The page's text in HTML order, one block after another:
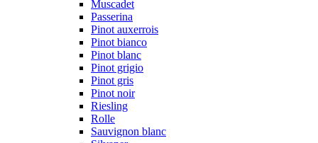
Muscadet
Passerina
Pinot auxerrois
Pinot bianco
Pinot blanc
Pinot grigio
Pinot gris
Pinot noir
Riesling
Rolle
Sauvignon blanc